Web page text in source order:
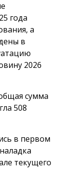
года
а
в
2026
сумма
508
в первом
текущего